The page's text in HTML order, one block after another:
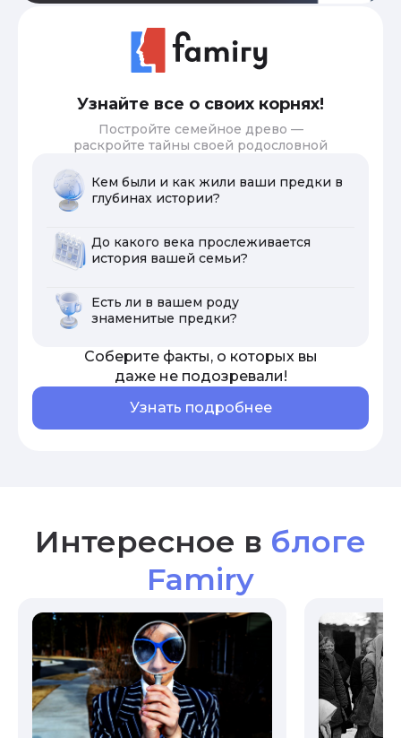
Узнайте все о своих корнях!
Постройте семейное древо —
раскройте тайны своей родословной
Кем были и как жили ваши предки в
глубинах истории?
До какого века прослеживается
история вашей семьи?
Есть ли в вашем роду
знаменитые предки?
Соберите факты, о которых вы
даже не подозревали!
Узнать подробнее
Интересное в блоге
Famiry